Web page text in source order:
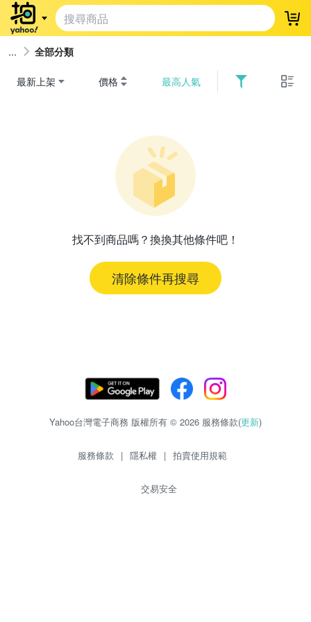
登
全部分類
最新上架 價格 最高人氣
找不到商品嗎？換換其他條件吧！
清除條件再搜尋
Yahoo台灣電子商務 版權所有 © 2026 服務條款(更新)
服務條款 | 隱私權 | 拍賣使用規範
交易安全